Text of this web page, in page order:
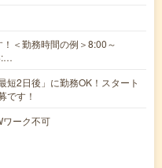
＜勤務時間の例＞8:00～
2日後」に勤務OK！スタート
です！
ーク不可